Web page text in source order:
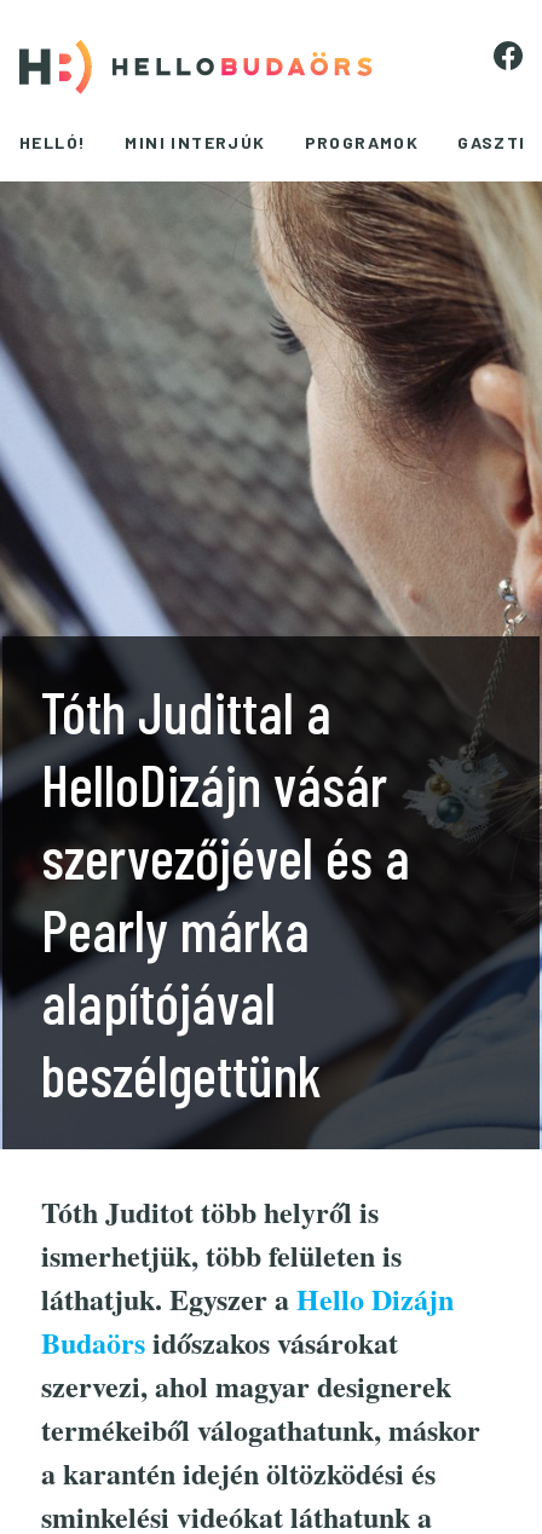
HELLÓ! MINI INTERJÚK PROGRAMOK
Tóth Judittal a
HelloDizájn vásár
szervezőjével és a
Pearly márka
alapítójával
beszélgettünk
Tóth Juditot több helyről is
ismerhetjük, több felületen is
láthatjuk. Egyszer aHello Dizájn
Budaörsidőszakos vásárokat
szervezi, ahol magyar designerek
termékeiből válogathatunk, máskor
a karantén idején öltözködési és
sminkelési videókat láthatunk a